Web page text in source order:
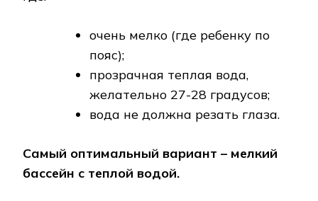
очень мелко (где ребенку по
пояс);
прозрачная теплая вода,
желательно 27-28 градусов;
вода не должна резать глаза.
Самый оптимальный вариант – мелкий
бассейн с теплой водой.